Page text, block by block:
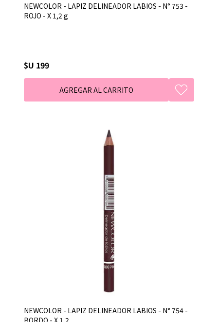
NEWCOLOR - LAPIZ DELINEADOR LABIOS - N° 753 -
ROJO - X 1,2 g
$U 199
NEWCOLOR - LAPIZ DELINEADOR LABIOS - N° 754 -
BORDO - X 1,2